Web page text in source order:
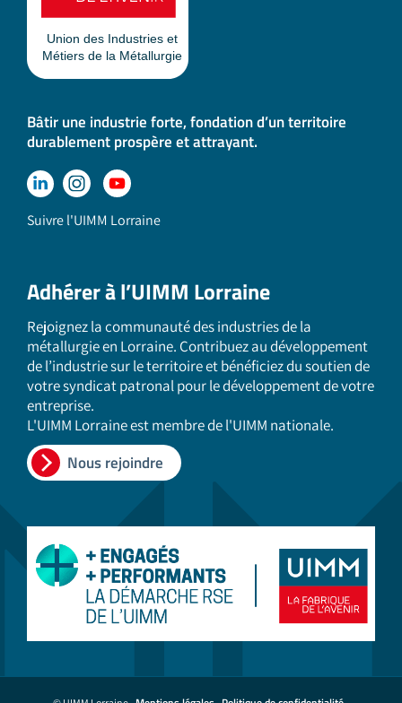
Bâtir une industrie forte, fondation d’un territoire
durablement prospère et attrayant.
Suivre l'UIMM Lorraine
Adhérer à l’UIMM Lorraine
Rejoignez la communauté des industries de la
métallurgie en Lorraine. Contribuez au développement
de l’industrie sur le territoire et bénéficiez du soutien de
votre syndicat patronal pour le développement de votre
entreprise.
L'UIMM Lorraine est membre de l'UIMM nationale.
Nous rejoindre